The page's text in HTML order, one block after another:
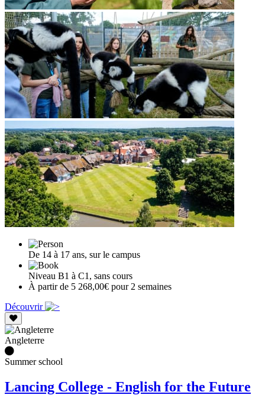
De 14 à 17 ans, sur le campus
Niveau B1 à C1, sans cours
À partir de 5 268,00€ pour 2 semaines
Découvrir
Angleterre
Summer school
Lancing College - English for the Future